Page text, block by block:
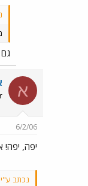
א
6/2/06
יפה, יפה!
נכתב ע"י